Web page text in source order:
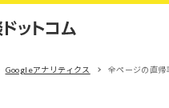
Googleアナリティクス 全ページの直